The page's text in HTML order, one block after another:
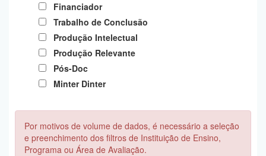
Financiador
Trabalho de Conclusão
Produção Intelectual
Produção Relevante
Pós-Doc
Minter Dinter
Por motivos de volume de dados, é necessário a seleção
e preenchimento dos filtros de Instituição de Ensino,
Programa ou Área de Avaliação.